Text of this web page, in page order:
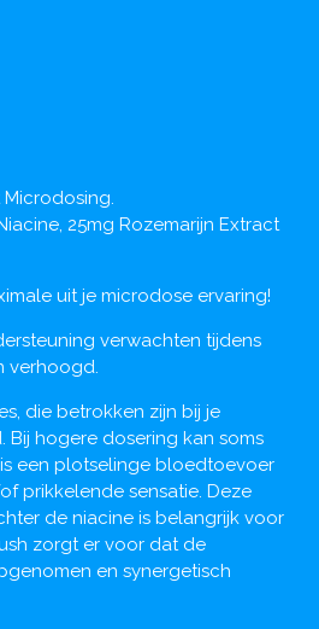
25mg Rozemarijn Extract
uit je microdose ervaring!
verwachten tijdens
verhoogd.
die betrokken zijn bij je
Bij hogere dosering kan soms
een plotselinge bloedtoevoer
prikkelende sensatie. Deze
de niacine is belangrijk voor
zorgt er voor dat de
en synergetisch